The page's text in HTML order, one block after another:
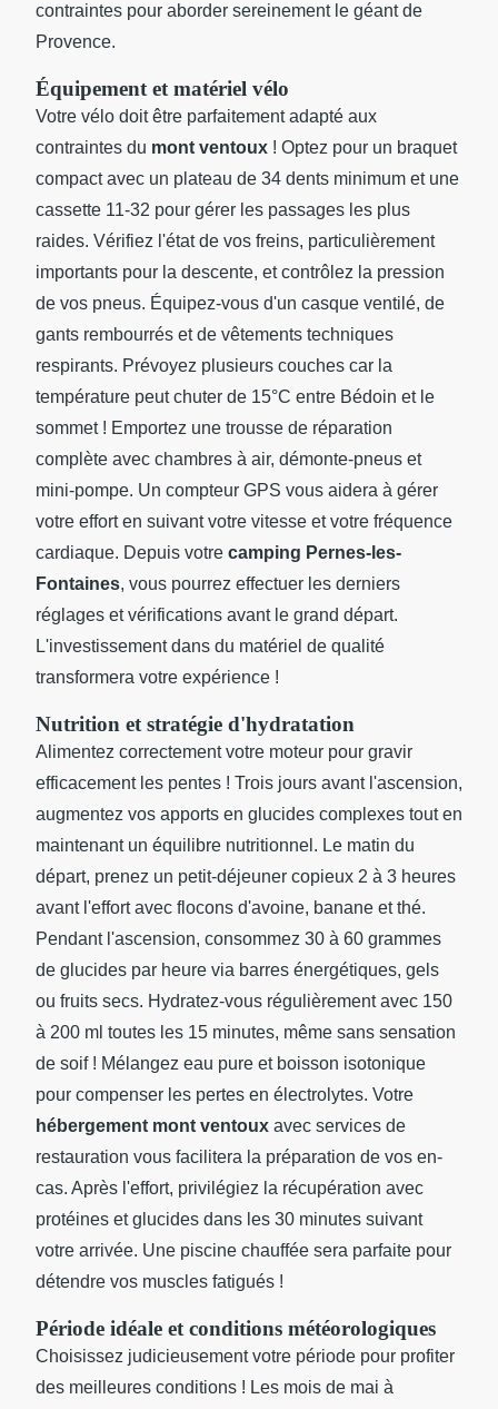
contraintes pour aborder sereinement le géant de
Provence.
Équipement et matériel vélo
Votre vélo doit être parfaitement adapté aux
contraintes du mont ventoux ! Optez pour un braquet
compact avec un plateau de 34 dents minimum et une
cassette 11-32 pour gérer les passages les plus
raides. Vérifiez l'état de vos freins, particulièrement
importants pour la descente, et contrôlez la pression
de vos pneus. Équipez-vous d'un casque ventilé, de
gants rembourrés et de vêtements techniques
respirants. Prévoyez plusieurs couches car la
température peut chuter de 15°C entre Bédoin et le
sommet ! Emportez une trousse de réparation
complète avec chambres à air, démonte-pneus et
mini-pompe. Un compteur GPS vous aidera à gérer
votre effort en suivant votre vitesse et votre fréquence
cardiaque. Depuis votre camping Pernes-les-
Fontaines, vous pourrez effectuer les derniers
réglages et vérifications avant le grand départ.
L'investissement dans du matériel de qualité
transformera votre expérience !
Nutrition et stratégie d'hydratation
Alimentez correctement votre moteur pour gravir
efficacement les pentes ! Trois jours avant l'ascension,
augmentez vos apports en glucides complexes tout en
maintenant un équilibre nutritionnel. Le matin du
départ, prenez un petit-déjeuner copieux 2 à 3 heures
avant l'effort avec flocons d'avoine, banane et thé.
Pendant l'ascension, consommez 30 à 60 grammes
de glucides par heure via barres énergétiques, gels
ou fruits secs. Hydratez-vous régulièrement avec 150
à 200 ml toutes les 15 minutes, même sans sensation
de soif ! Mélangez eau pure et boisson isotonique
pour compenser les pertes en électrolytes. Votre
hébergement mont ventoux avec services de
restauration vous facilitera la préparation de vos en-
cas. Après l'effort, privilégiez la récupération avec
protéines et glucides dans les 30 minutes suivant
votre arrivée. Une piscine chauffée sera parfaite pour
détendre vos muscles fatigués !
Période idéale et conditions météorologiques
Choisissez judicieusement votre période pour profiter
des meilleures conditions ! Les mois de mai à